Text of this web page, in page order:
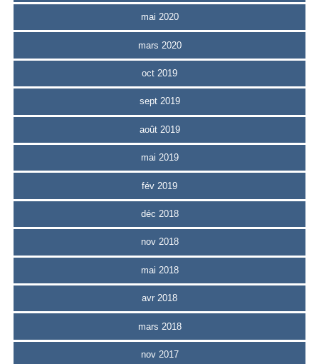
mai 2020
mars 2020
oct 2019
sept 2019
août 2019
mai 2019
fév 2019
déc 2018
nov 2018
mai 2018
avr 2018
mars 2018
nov 2017